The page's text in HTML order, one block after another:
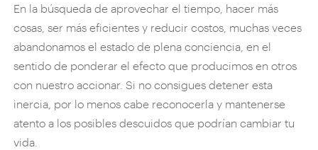
En la búsqueda de aprovechar el tiempo, hacer más
cosas, ser más eficientes y reducir costos, muchas veces
abandonamos el estado de plena conciencia, en el
sentido de ponderar el efecto que producimos en otros
con nuestro accionar. Si no consigues detener esta
inercia, por lo menos cabe reconocerla y mantenerse
atento a los posibles descuidos que podrían cambiar tu
vida.